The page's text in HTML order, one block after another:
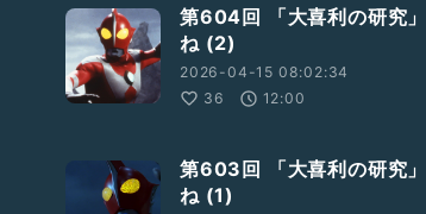
第604回 「大喜利の研究
ね (2)
2026-04-15 08:02:34
36
12:00
第603回 「大喜利の研究
ね (1)